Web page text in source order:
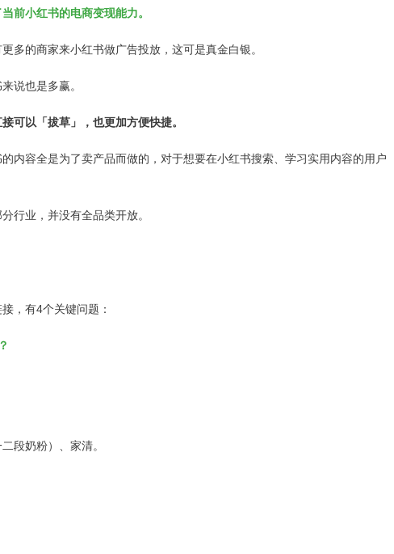
前小红书的电商变现能力。
多的商家来小红书做广告投放，这可是真金白银。
说也是多赢。
可以「拔草」，也更加方便快捷。
内容全是为了卖产品而做的，对于想要在小红书搜索、学习实用内容的用户
行业，并没有全品类开放。
，有4个关键问题：
段奶粉）、家清。